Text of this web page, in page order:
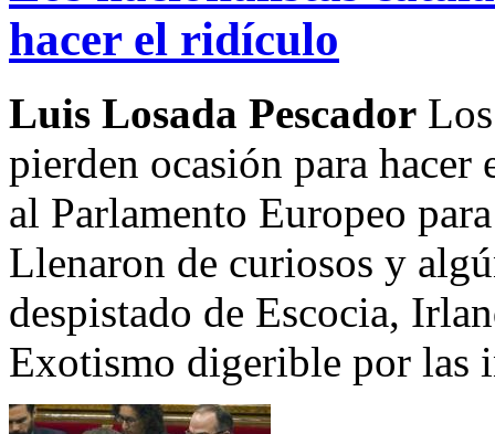
hacer el ridículo
Luis Losada Pescador
pierden ocasión para
al Parlamento Europeo
Llenaron de curiosos y
despistado de Escocia,
Exotismo digerible por las